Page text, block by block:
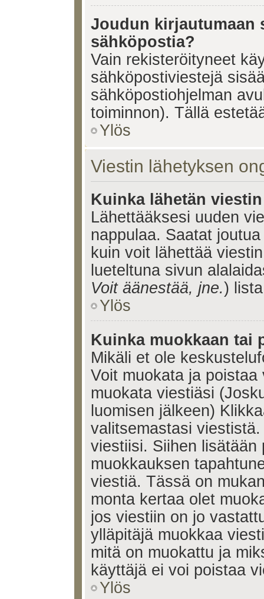
Joudun kirjautumaan
sähköpostia?
Vain rekisteröityneet
sähköpostiviestejä
sähköpostiohjelman
toiminnon). Tällä
Ylös
Viestin lähetyksen
Kuinka lähetän
Lähettääksesi uuden
nappulaa. Saatat
kuin voit lähettää
lueteltuna sivun
Voit äänestää, jne.)
Ylös
Kuinka muokkaan tai
Mikäli et ole
Voit muokata ja
muokata viestiäsi
luomisen jälkeen)
valitsemastasi
viestiisi. Siihen lisätään
muokkauksen
viestiä. Tässä on
monta kertaa olet
jos viestiin on jo
ylläpitäjä muokkaa
mitä on muokattu ja
käyttäjä ei voi poistaa
Ylös